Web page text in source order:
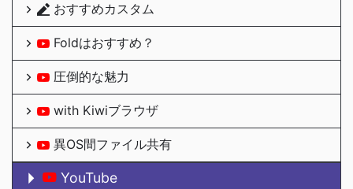
おすすめカスタム
Foldはおすすめ？
圧倒的な魅力
with Kiwiブラウザ
異OS間ファイル共有
YouTube